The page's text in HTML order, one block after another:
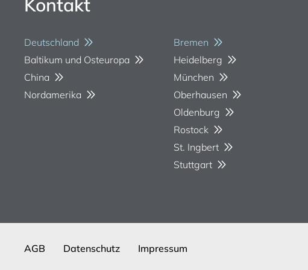
Kontakt
Deutschland
Baltikum und Osteuropa
China
Nordamerika
Bremen
Heidelberg
München
Oberhausen
Oldenburg
Rostock
St. Ingbert
Stuttgart
AGB Datenschutz Impressum